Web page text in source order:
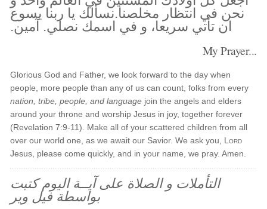
نحن في انتظار مخلصنا.نسألك يا ربنا يسوع
ان تأتي سريعا، و في اسمك نصلي. آمين.
My Prayer...
Glorious God and Father, we look forward to the day when
people, more people than any of us can count, folks from every
nation, tribe, people, and language join the angels and elders
around your throne and worship Jesus in joy, together forever
(Revelation 7:9-11). Make all of your scattered children from all
over our world one, as we await our Savior. We ask you, Lord
Jesus, please come quickly, and in your name, we pray. Amen.
التأملات و الصلاة على آيــة اليوم كتبت
بواسطة فيل وير